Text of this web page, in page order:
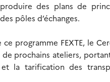
des plans de
pôles d’échanges.
programme FEXTE, le
prochains ateliers,
la tarification des